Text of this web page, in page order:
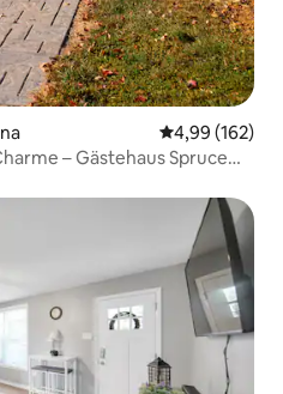
4,99 (162)
– Gästehaus Spruce